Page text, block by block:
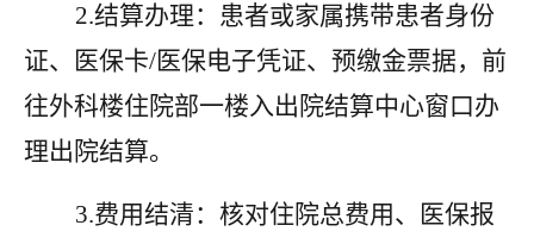
2.结算办理：患者或家属携带患者身份
证、医保卡/医保电子凭证、预缴金票据，前
往外科楼住院部一楼入出院结算中心窗口办
理出院结算。
3.费用结清：核对住院总费用、医保报